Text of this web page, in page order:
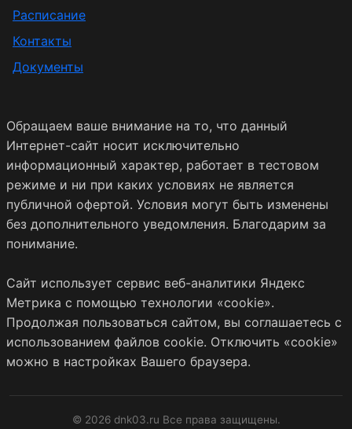
Расписание
Контакты
Документы
Обращаем ваше внимание на то, что данный
Интернет-сайт носит исключительно
информационный характер, работает в тестовом
режиме и ни при каких условиях не является
публичной офертой. Условия могут быть изменены
без дополнительного уведомления. Благодарим за
понимание.
Сайт использует сервис веб-аналитики Яндекс
Метрика с помощью технологии «cookie».
Продолжая пользоваться сайтом, вы соглашаетесь с
использованием файлов cookie. Отключить «cookie»
можно в настройках Вашего браузера.
© 2026 dnk03.ru Все права защищены.